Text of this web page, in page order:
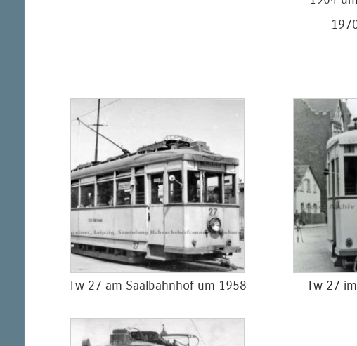
Tw 27 am Saalbahnhof um 1958 Tw 27